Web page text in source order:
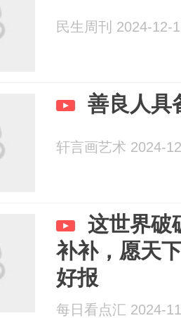
民生周刊 2024-12-
善良人具
轩言画艺术 2024-
这世界破
补补，愿天
好报
每日看点汇 2024-